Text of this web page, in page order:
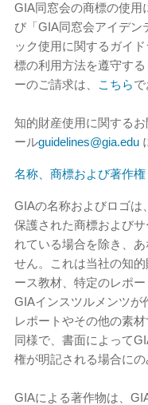
GIA同窓会の商標の使用
び「GIA同窓会アイデン
ック使用に関するガイ
標の利用方法を遵守す
ーのご請求は、
こちらで
知的財産使用に関する
ールguidelines@gia.edu
名称、商標および著作権
GIAの名称およびロゴは
保護された商標および
れている場合を除き、
せん。これは当社の知
ース教材、特定のレポ
GIAインスツルメンツが
レポートやその他の素
同様で、書面によって
権が明記される場合にの
GIAによる著作物は、